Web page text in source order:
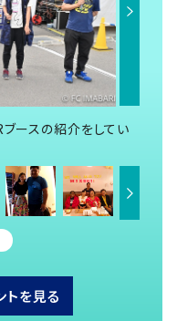
ースの紹介をしてい
トを見る